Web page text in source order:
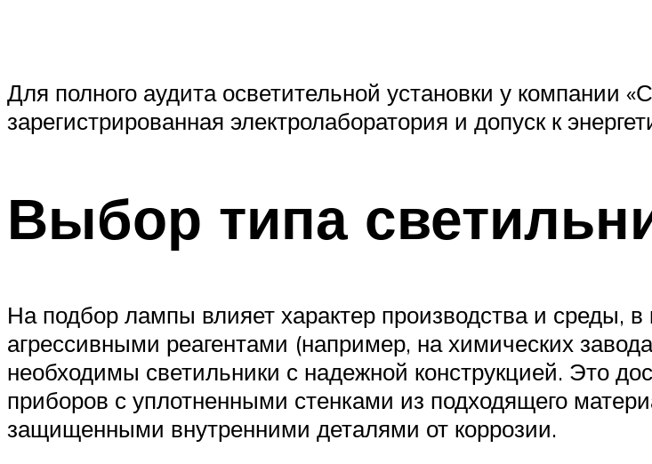
Для полного аудита осветительной установки у компании
зарегистрированная электролаборатория и допуск к
Выбор типа
На подбор лампы влияет характер производства и среды,
агрессивными реагентами (например, на химических
необходимы светильники с надежной конструкцией. Это
приборов с уплотненными стенками из подходящего
защищенными внутренними деталями от коррозии.